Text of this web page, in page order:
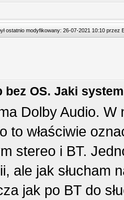
ostatnio modyfikowany: 26-07-2021 10:10 przez
bez OS. Jaki
Dolby Audio. W
to właściwie
stereo i BT.
ale jak słucham
jak po BT do